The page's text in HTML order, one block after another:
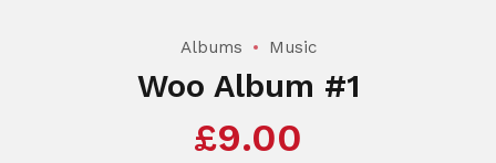
Albums Music
Woo Album #1
£9.00